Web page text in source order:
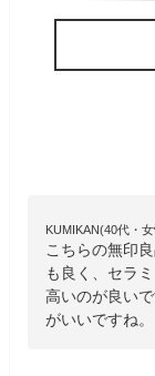
KUMIKAN(40代・
こちらの無印
も良く、セラ
高いのが良い
がいいですね。